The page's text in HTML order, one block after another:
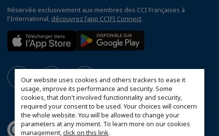
Our website uses cookies and others trackers to ease it
usage, improve its performance and security. Some
cookies, that don't involved functionnality and security,
required your consent to be used. Your choices will concern
the whole website. You will be allowed to change your
parameters at any moment. To learn more on our cookies
management,click on this link.
Réservée exclusivement aux membres des CCI Françaises à
l'International, découvrez l'app CCIFI Connect.